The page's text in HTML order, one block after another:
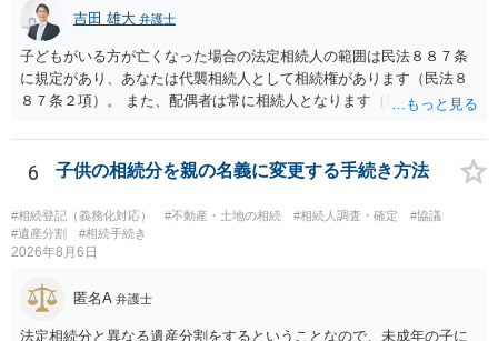
吉田 雄大 弁護士
子どもがいる方が亡くなった場合の法定相続人の範囲は民法８８７条
に規定があり、あなたは代襲相続人として相続権があります（民法８
８７条２項）。 また、配偶者は常に相続人となります（民法８９０
も相続権があります。つまり、孫５人に加えて「おじ又はおば」にも
相続権がある可能性があります。
6 子供の相続分を親の名義に変更する手続き方法
#相続登記（義務化対応） #不動産・土地の相続 #相続人調査・確定
#協議
#遺産分割
#相続手続き
2026年8月6日
匿名A 弁護士
法定相続分と異なる遺産分割をするということなので、未成年の子に